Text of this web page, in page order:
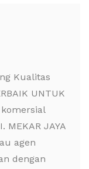
Kualitas
UNTUK
komersial
MEKAR JAYA
agen
dengan